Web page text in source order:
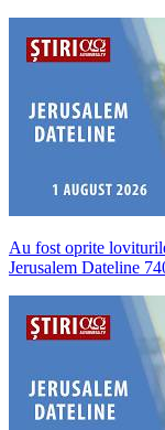
Au fost oprite
Jerusalem Dateline